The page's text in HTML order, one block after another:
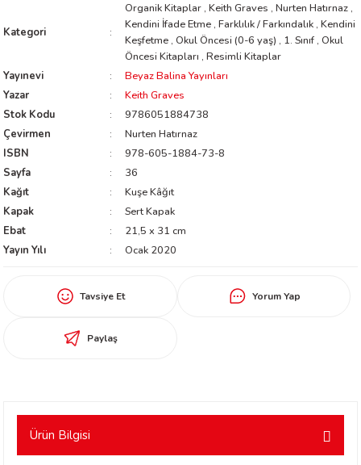
Kategori
Organik Kitaplar , Keith Graves , Nurten Hatırnaz ,
Kendini İfade Etme , Farklılık / Farkındalık , Kendini
Keşfetme , Okul Öncesi (0-6 yaş) , 1. Sınıf , Okul
Öncesi Kitapları , Resimli Kitaplar
Yayınevi
Beyaz Balina Yayınları
Yazar
Keith Graves
Stok Kodu
9786051884738
Çevirmen
Nurten Hatırnaz
ISBN
978-605-1884-73-8
Sayfa
36
Kağıt
Kuşe Kâğıt
Kapak
Sert Kapak
Ebat
21,5 x 31 cm
Yayın Yılı
Ocak 2020
Tavsiye Et Yorum Yap
Paylaş
Ürün Bilgisi